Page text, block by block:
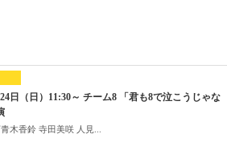
日（日）11:30～ チーム8 「君も8で泣こうじゃな
木香鈴 寺田美咲 人見...